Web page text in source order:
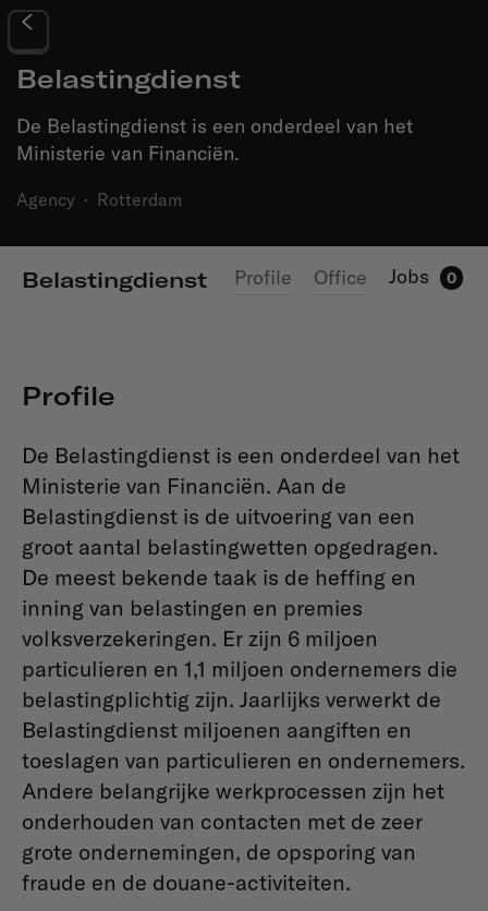
Belastingdienst
De Belastingdienst is een onderdeel van het
Ministerie van Financiën.
Agency · Rotterdam
Belastingdienst Profile Office Jobs 0
Profile
De Belastingdienst is een onderdeel van het
Ministerie van Financiën. Aan de
Belastingdienst is de uitvoering van een
groot aantal belastingwetten opgedragen.
De meest bekende taak is de heffing en
inning van belastingen en premies
volksverzekeringen. Er zijn 6 miljoen
particulieren en 1,1 miljoen ondernemers die
belastingplichtig zijn. Jaarlijks verwerkt de
Belastingdienst miljoenen aangiften en
toeslagen van particulieren en ondernemers.
Andere belangrijke werkprocessen zijn het
onderhouden van contacten met de zeer
grote ondernemingen, de opsporing van
fraude en de douane-activiteiten.